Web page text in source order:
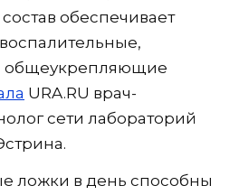
обеспечивает
общеукрепляющие
URA.RU врач-
сети лабораторий
ложки в день способны